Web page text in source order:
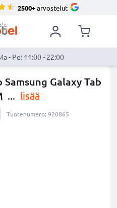
2500+arvostelut
- Pe: 11:00 - 22:00
Galaxy Tab
... lisää
Tuotenumero: 920865